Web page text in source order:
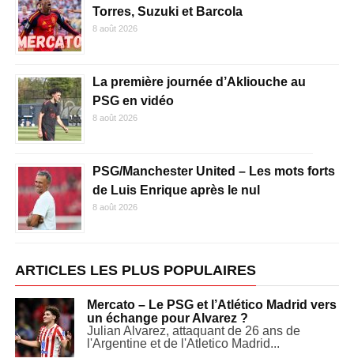
Torres, Suzuki et Barcola
8 août 2026
La première journée d’Akliouche au
PSG en vidéo
8 août 2026
PSG/Manchester United – Les mots forts
de Luis Enrique après le nul
8 août 2026
ARTICLES LES PLUS POPULAIRES
Mercato – Le PSG et l’Atlético Madrid vers
un échange pour Alvarez ?
Julian Alvarez, attaquant de 26 ans de
l'Argentine et de l'Atletico Madrid...